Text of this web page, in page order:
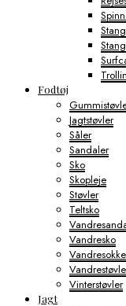
Fodtøj
Jagtstøvler
Såler
Sandaler
Sko
Skopleje
Støvler
Teltsko
Vandresko
Vinterstøvler
Jagt